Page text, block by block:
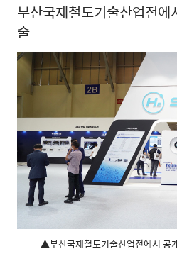
부산국제철도기술산업전에
술
▲부산국제철도기술산업전에서 공